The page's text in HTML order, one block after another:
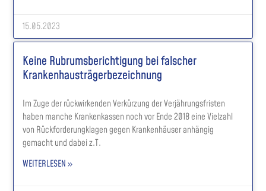
15.05.2023
Keine Rubrumsberichtigung bei falscher
Krankenhausträgerbezeichnung
Im Zuge der rückwirkenden Verkürzung der Verjährungsfristen
haben manche Krankenkassen noch vor Ende 2018 eine Vielzahl
von Rückforderungklagen gegen Krankenhäuser anhängig
gemacht und dabei z.T.
WEITERLESEN »